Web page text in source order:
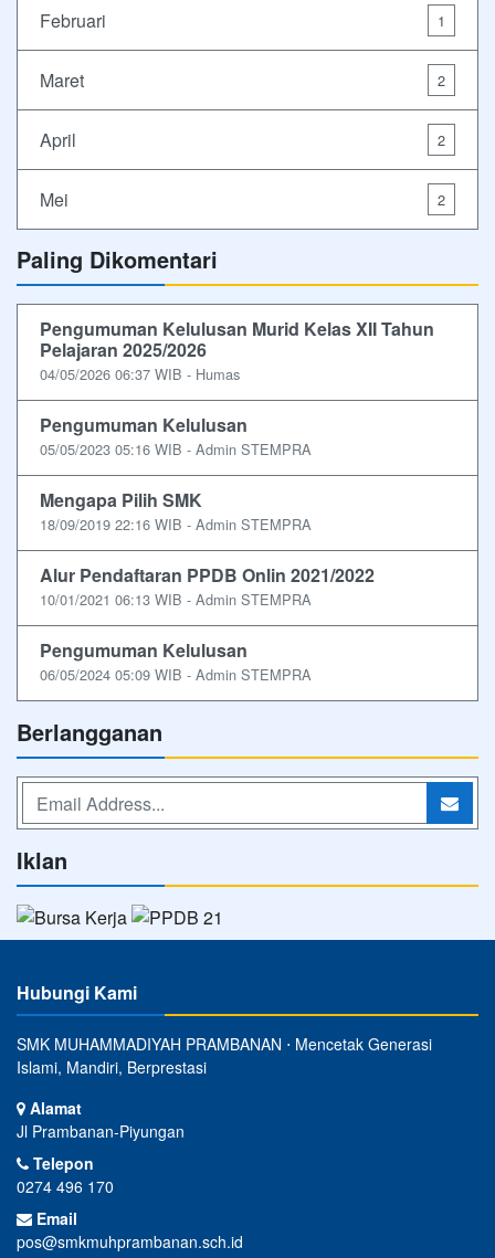
Februari 1
Maret 2
April 2
Mei 2
Paling Dikomentari
Pengumuman Kelulusan Murid Kelas XII Tahun
Pelajaran 2025/2026
04/05/2026 06:37 WIB - Humas
Pengumuman Kelulusan
05/05/2023 05:16 WIB - Admin STEMPRA
Mengapa Pilih SMK
18/09/2019 22:16 WIB - Admin STEMPRA
Alur Pendaftaran PPDB Onlin 2021/2022
10/01/2021 06:13 WIB - Admin STEMPRA
Pengumuman Kelulusan
06/05/2024 05:09 WIB - Admin STEMPRA
Berlangganan
Iklan
Hubungi Kami
SMK MUHAMMADIYAH PRAMBANAN ⋅ Mencetak Generasi
Islami, Mandiri, Berprestasi
Alamat
Jl Prambanan-Piyungan
Telepon
0274 496 170
Email
pos@smkmuhprambanan.sch.id